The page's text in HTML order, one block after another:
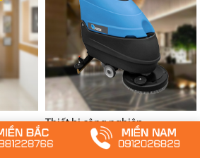
Thiết bị công nghiệp